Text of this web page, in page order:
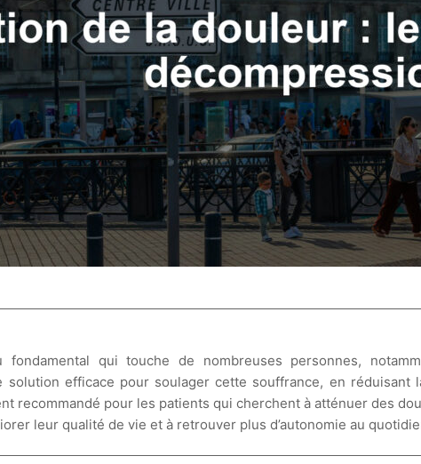
qui touche de nombreuses personnes,
efficace pour soulager cette souffrance, en
recommandé pour les patients qui cherchent à atténuer des
leur qualité de vie et à retrouver plus d’autonomie au